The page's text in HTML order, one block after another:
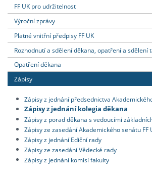
FF UK pro udržitelnost
Výroční zprávy
Platné vnitřní předpisy FF UK
Rozhodnutí a sdělení děkana, opatření a sdělení
Opatření děkana
Zápisy
Zápisy z jednání předsednictva
Zápisy z jednání kolegia děkana
Zápisy z porad děkana s vedoucími
Zápisy ze zasedání Akademického senátu FF
Zápisy z jednání Ediční rady
Zápisy ze zasedání Vědecké rady
Zápisy z jednání komisí fakulty